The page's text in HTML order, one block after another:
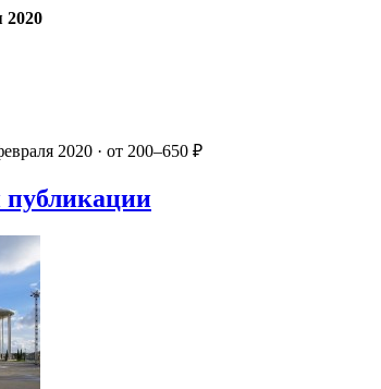
2020
2020 · от 200–650 ₽
публикации